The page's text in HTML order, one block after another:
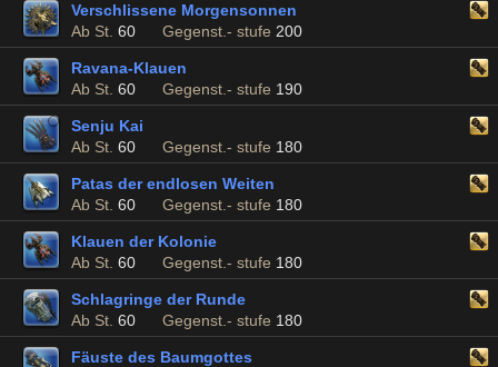
Verschlissene Morgensonnen
Ab St. 60 Gegenst.- stufe 200
Ravana-Klauen
Ab St. 60 Gegenst.- stufe 190
Senju Kai
Ab St. 60 Gegenst.- stufe 180
Patas der endlosen Weiten
Ab St. 60 Gegenst.- stufe 180
Klauen der Kolonie
Ab St. 60 Gegenst.- stufe 180
Schlagringe der Runde
Ab St. 60 Gegenst.- stufe 180
Fäuste des Baumgottes